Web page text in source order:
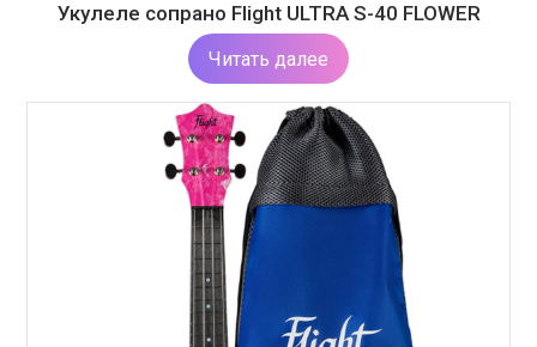
Укулеле сопрано Flight ULTRA S-40 FLOWER
Читать далее